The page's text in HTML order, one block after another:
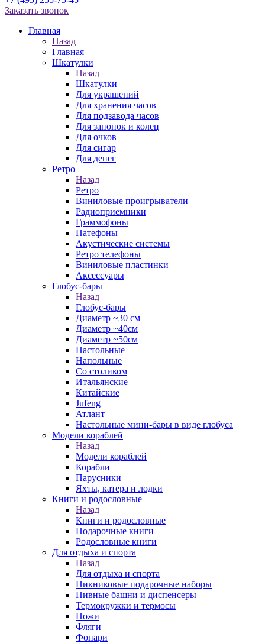
Заказать звонок
Главная
Назад
Главная
Шкатулки
Назад
Шкатулки
Для украшений
Для хранения часов
Для подзавода часов
Для запонок и колец
Для очков
Для сигар
Для денег
Ретро
Назад
Ретро
Виниловые проигрыватели
Радиоприемники
Граммофоны
Патефоны
Акустические системы
Ретро телефоны
Виниловые пластинки
Аксессуары
Глобус-бары
Назад
Глобус-бары
Диаметр ~30 см
Диаметр ~40см
Диаметр ~50см
Настольные
Напольные
Со столиком
Итальянские
Китайские
Jufeng
Атлант
Настольные мини-бары в виде глобуса
Модели кораблей
Назад
Модели кораблей
Корабли
Парусники
Яхты, катера и лодки
Книги и родословные
Назад
Книги и родословные
Подарочные книги
Родословные книги
Для отдыха и спорта
Назад
Для отдыха и спорта
Пикниковые подарочные наборы
Пивные башни и диспенсеры
Термокружки и термосы
Ножи
Фляги
Фонари